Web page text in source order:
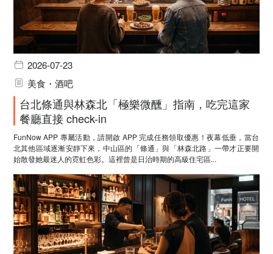
2026-07-23
美食・酒吧
台北條通與林森北「極樂微醺」指南，吃完這家
餐廳直接 check-in
FunNow APP 專屬活動，請開啟 APP 完成任務領取優惠！夜幕低垂，當台
北其他區域逐漸安靜下來，中山區的「條通」與「林森北路」一帶才正要開
始散發她最迷人的霓虹色彩。這裡曾是日治時期的高級住宅區...